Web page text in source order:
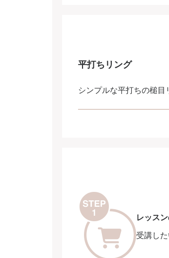
平打ちリング
シンプルな平打ちの槌
レッス
受講し